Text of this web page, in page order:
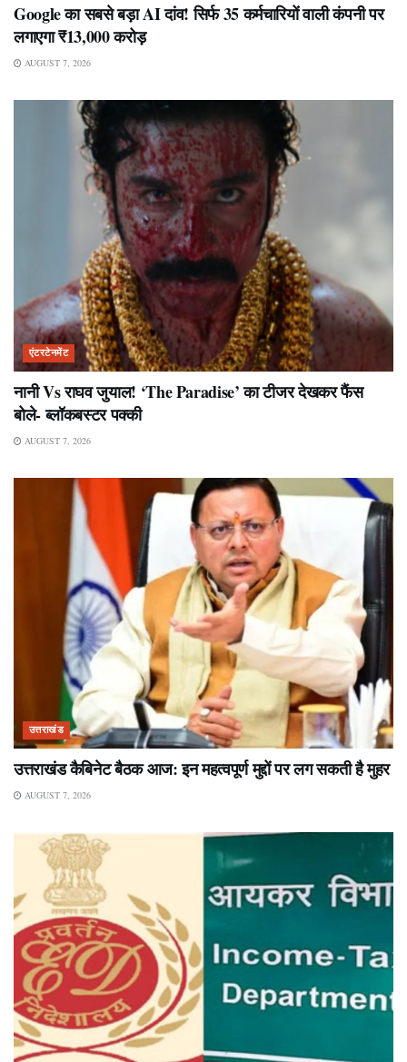
Google का सबसे बड़ा AI दांव! सिर्फ 35 कर्मचारियों वाली कंपनी पर
लगाएगा ₹13,000 करोड़
AUGUST 7, 2026
एंटरटेनमेंट
नानी Vs राघव जुयाल! ‘The Paradise’ का टीजर देखकर फैंस
बोले- ब्लॉकबस्टर पक्की
AUGUST 7, 2026
उत्तराखंड
उत्तराखंड कैबिनेट बैठक आज: इन महत्वपूर्ण मुद्दों पर लग सकती है मुहर
AUGUST 7, 2026